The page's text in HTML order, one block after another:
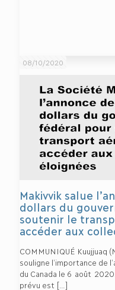
08/10/2020
Makivvik salue
dollars du
soutenir le
accéder aux
COMMUNIQUÉ Kuujjuaq
souligne l’importance de
du Canada le 6 août
prévu est […]